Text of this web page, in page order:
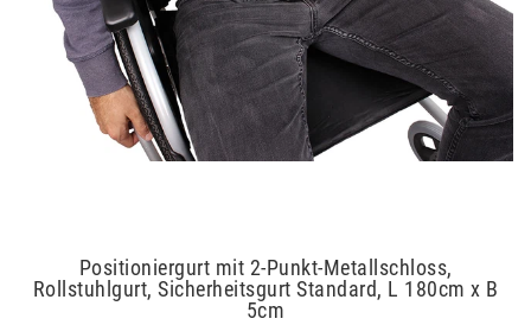
Positioniergurt mit 2-Punkt-Metallschloss,
Rollstuhlgurt, Sicherheitsgurt Standard, L 180cm x B
5cm